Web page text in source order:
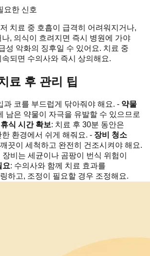
요한 신호
치료 중 호흡이 급격히 어려워지거나,
, 의식이 흐려지면 즉시 병원에 가야
성 악화의 징후일 수 있어요. 치료 중
되면 수의사와 즉시 상의해요.
료 후 관리 팁
과 코를 부드럽게 닦아줘야 해요. - 약물
남은 약물이 자극을 유발할 수 있으므로
휴식 시간 확보: 치료 후 30분 동안은
환경에서 쉬게 해줘요. - 장비 청소
끗이 세척하고 완전히 건조시켜야 해요.
장비는 세균이나 곰팡이 번식 위험이
요: 수의사와 함께 치료 효과를
하고, 조정이 필요할 경우 조정해요.